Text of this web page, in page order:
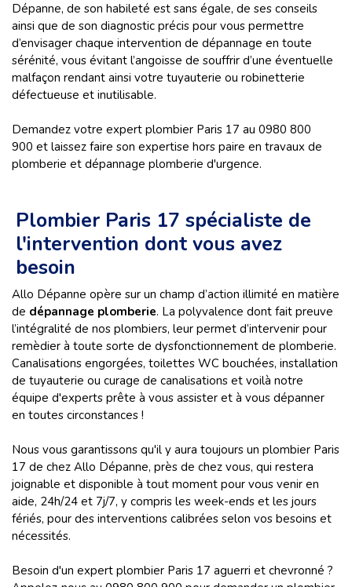
Dépanne, de son habileté est sans égale, de ses conseils
ainsi que de son diagnostic précis pour vous permettre
d’envisager chaque intervention de dépannage en toute
sérénité, vous évitant l’angoisse de souffrir d’une éventuelle
malfaçon rendant ainsi votre tuyauterie ou robinetterie
défectueuse et inutilisable. ​
Demandez votre expert plombier Paris 17 au 0980 800
900 et laissez faire son expertise hors paire en travaux de
plomberie et dépannage plomberie d'urgence.
Plombier Paris 17 spécialiste de
l'intervention dont vous avez
besoin
Allo Dépanne opère sur un champ d’action illimité en matière
de dépannage plomberie. La polyvalence dont fait preuve
l’intégralité de nos plombiers, leur permet d’intervenir pour
remèdier à toute sorte de dysfonctionnement de plomberie.
Canalisations engorgées, toilettes WC bouchées, installation
de tuyauterie ou curage de canalisations et voilà notre
équipe d'experts prête à vous assister et à vous dépanner
en toutes circonstances !
Nous vous garantissons qu'il y aura toujours un plombier Paris
17 de chez Allo Dépanne, près de chez vous, qui restera
joignable et disponible à tout moment pour vous venir en
aide, 24h/24 et 7j/7, y compris les week-ends et les jours
fériés, pour des interventions calibrées selon vos besoins et
nécessités.
Besoin d'un expert plombier Paris 17 aguerri et chevronné ?